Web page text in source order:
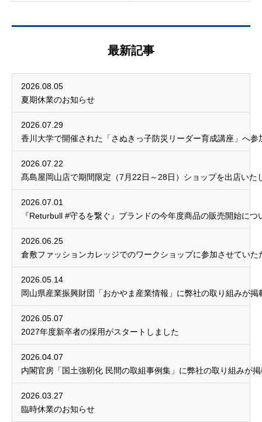
最新記事
2026.08.05
夏期休業のお知らせ
2026.07.29
香川大学で開催された「さぬきっ子防災リーダー育成講座」へ
2026.07.22
髙島屋岡山店で期間限定（7月22日～28日）ショップを出店いた
2026.07.01
『Returbull #守るを繋ぐ』ブランドの今年度商品の販売開始につ
2026.06.25
倉敷ファッションカレッジでのワークショップに参加させていた
2026.05.14
岡山県産業振興財団「おかやま産業情報」に弊社の取り組みが掲
2026.05.07
2027年度新卒者の採用がスタートしました
2026.04.07
内閣官房「国土強靭化 民間の取組事例集」に弊社の取り組みが
2026.03.27
臨時休業のお知らせ